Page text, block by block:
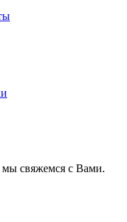
свяжемся с Вами.